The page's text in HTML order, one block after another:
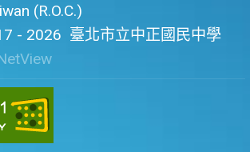
(R.O.C.)
- 2026 臺北市立中正國民中學